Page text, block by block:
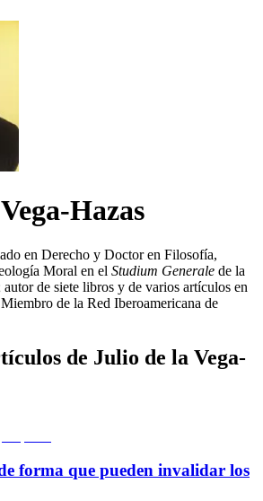
Hazas
en Derecho y Doctor en Filosofía,
Moral en el Studium Generale de la
de siete libros y de varios artículos en
de la Red Iberoamericana de
de Julio de la Vega-
forma que pueden invalidar los